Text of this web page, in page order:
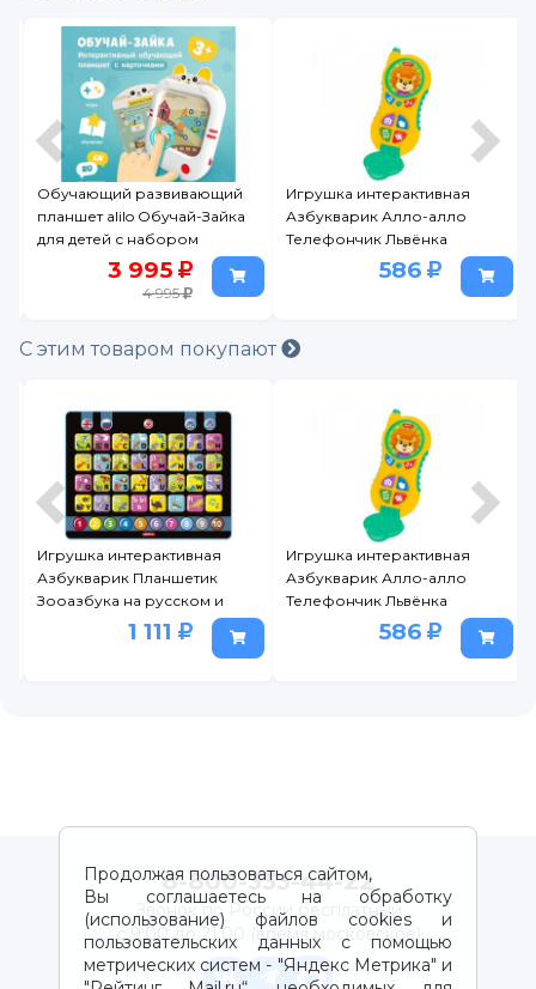
Обучающий развивающий
планшет alilo Обучай-Зайка
для детей с набором
3 995
4 995
Игрушка интерактивная
Азбукварик Алло-алло
Телефончик Львёнка
586
С этим товаром покупают
Игрушка интерактивная
Азбукварик Планшетик
Зооазбука на русском и
английском1 111
Игрушка интерактивная
Азбукварик Алло-алло
Телефончик Львёнка
586
Продолжая пользоваться сайтом,
Вы соглашаетесь на обработку
(использование) файлов cookies и
пользовательских данных с помощью
метрических систем - "Яндекс Метрика" и
8-800-333-44-22
Звонок по России бесплатный
с 9:00 до 21:00 (время московское)